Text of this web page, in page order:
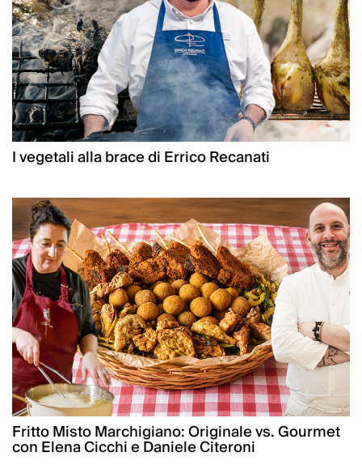
I vegetali alla brace di Errico Recanati
Fritto Misto Marchigiano: Originale vs. Gourmet
con Elena Cicchi e Daniele Citeroni